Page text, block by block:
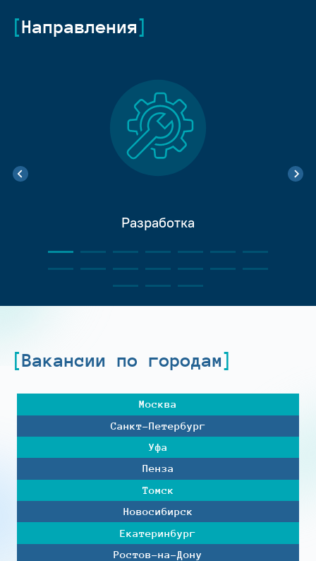
Направления
Разработка
Вакансии по городам
Москва
Санкт-Петербург
Уфа
Пенза
Томск
Новосибирск
Екатеринбург
Ростов-на-Дону